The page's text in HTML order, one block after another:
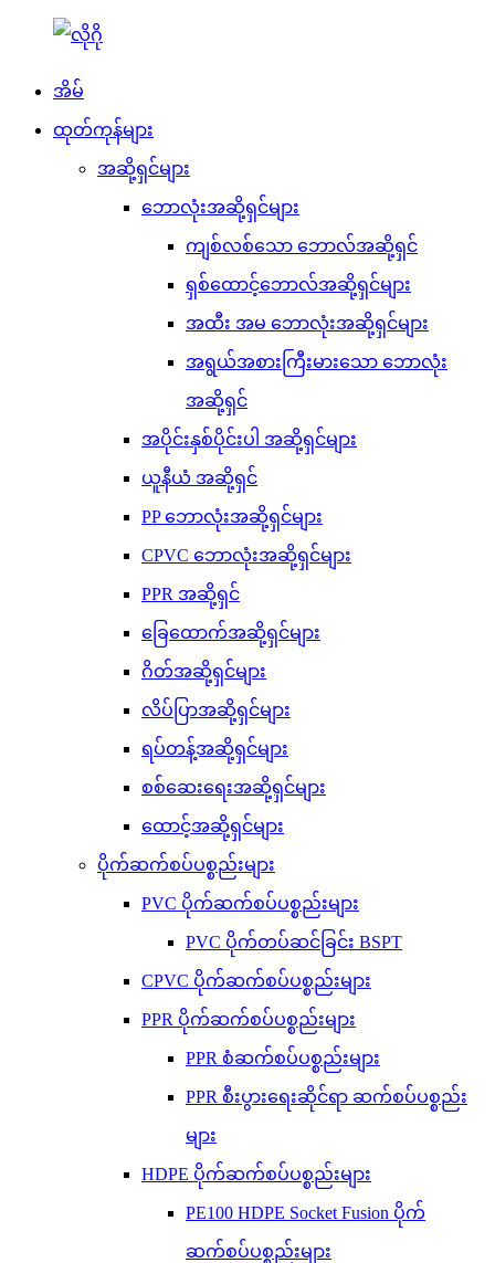
အိမ်
ထုတ်ကုန်များ
အဆို့ရှင်များ
ဘောလုံးအဆို့ရှင်များ
ကျစ်လစ်သော ဘောလ်အဆို့ရှင်
ရှစ်ထောင့်ဘောလ်အဆို့ရှင်များ
အထီး အမ ဘောလုံးအဆို့ရှင်များ
အရွယ်အစားကြီးမားသော ဘောလုံး
အဆို့ရှင်
အပိုင်းနှစ်ပိုင်းပါ အဆို့ရှင်များ
ယူနီယံ အဆို့ရှင်
PP ဘောလုံးအဆို့ရှင်များ
CPVC ဘောလုံးအဆို့ရှင်များ
PPR အဆို့ရှင်
ခြေထောက်အဆို့ရှင်များ
ဂိတ်အဆို့ရှင်များ
လိပ်ပြာအဆို့ရှင်များ
ရပ်တန့်အဆို့ရှင်များ
စစ်ဆေးရေးအဆို့ရှင်များ
ထောင့်အဆို့ရှင်များ
ပိုက်ဆက်စပ်ပစ္စည်းများ
PVC ပိုက်ဆက်စပ်ပစ္စည်းများ
PVC ပိုက်တပ်ဆင်ခြင်း BSPT
CPVC ပိုက်ဆက်စပ်ပစ္စည်းများ
PPR ပိုက်ဆက်စပ်ပစ္စည်းများ
PPR စံဆက်စပ်ပစ္စည်းများ
PPR စီးပွားရေးဆိုင်ရာ ဆက်စပ်ပစ္စည်း
များ
HDPE ပိုက်ဆက်စပ်ပစ္စည်းများ
PE100 HDPE Socket Fusion ပိုက်
ဆက်စပ်ပစ္စည်းများ